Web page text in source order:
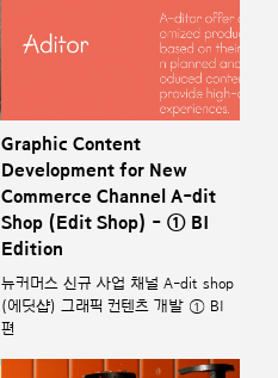
Graphic Content
Development for New
Commerce Channel A-dit
Shop (Edit Shop) - ① BI
Edition
뉴커머스 신규 사업 채널 A-dit shop
(에딧샵) 그래픽 컨텐츠 개발 ① BI
편